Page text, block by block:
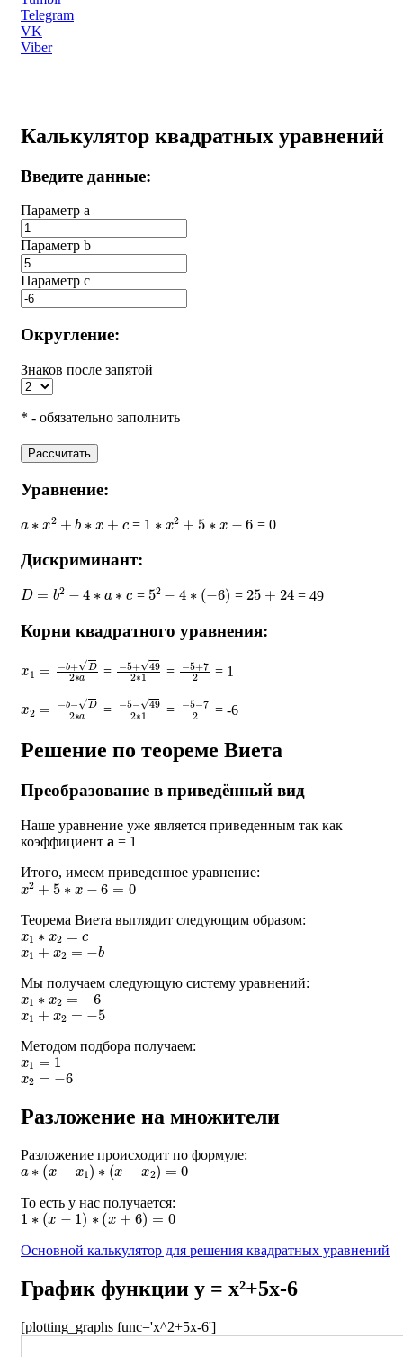
Telegram
VK
Viber
Калькулятор квадратных уравнений
Введите данные:
Параметр a
Параметр b
Параметр с
Округление:
Знаков после запятой
* - обязательно заполнить
Рассчитать
Уравнение:
2 b ∗ = 1 2 + ∗ = 0
Дискриминант:
D= 2− a = 52 ∗ − ) = 25 + 24 = 49
Корни квадратного уравнения:
+ D2∗ = 5+ 492 = 5 +7 = 1
b−D2∗ = −5−492 1
= −5−7 = -6
Решение по теореме Виета
Преобразование в приведённый вид
Наше уравнение уже является приведенным так как
коэффициент a = 1
Итого, имеем приведенное уравнение:
x2+5∗x−6=0
Теорема Виета выглядит следующим образом:
x1∗x2= c
x1 + x2 =− b
Мы получаем следующую систему уравнений:
x1∗x2=−6
x1 + x2 =−
Методом подбора получаем:
x1=1
x2 =− 6
Разложение на множители
Разложение происходит по формуле:
a ∗(x−x1)∗ (x−x2)=0
То есть у нас получается:
1∗(x−1)∗(x +6)=0
Основной калькулятор для решения квадратных уравнений
График функции y = x²+5x-6
[plotting_graphs func='x^2+5x-6']